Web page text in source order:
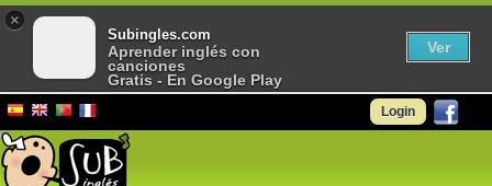
Login
×
Subingles.com
Aprender inglés con
canciones
Gratis - En Google Play
Ver